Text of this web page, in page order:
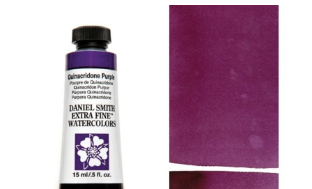
販売店を探す
お問い合わせ